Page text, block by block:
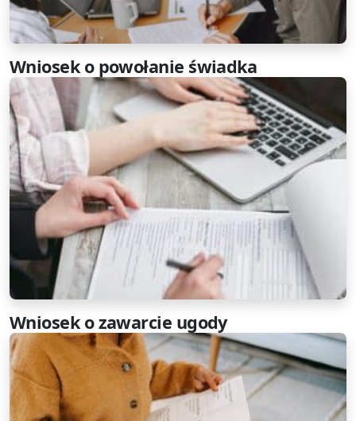
Wniosek o powołanie świadka
Wniosek o zawarcie ugody